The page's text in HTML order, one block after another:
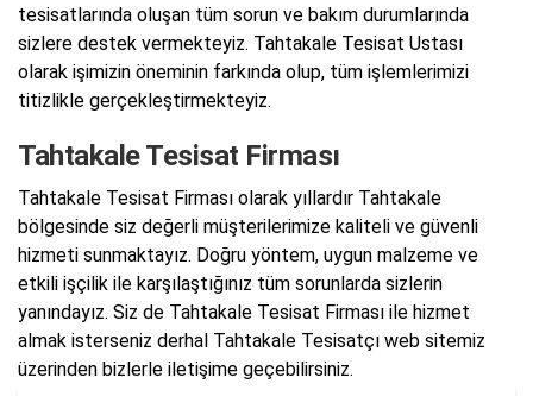
tesisatlarında oluşan tüm sorun ve bakım durumlarında
sizlere destek vermekteyiz. Tahtakale Tesisat Ustası
olarak işimizin öneminin farkında olup, tüm işlemlerimizi
titizlikle gerçekleştirmekteyiz.
Tahtakale Tesisat Firması
Tahtakale Tesisat Firması olarak yıllardır Tahtakale
bölgesinde siz değerli müşterilerimize kaliteli ve güvenli
hizmeti sunmaktayız. Doğru yöntem, uygun malzeme ve
etkili işçilik ile karşılaştığınız tüm sorunlarda sizlerin
yanındayız. Siz de Tahtakale Tesisat Firması ile hizmet
almak isterseniz derhal Tahtakale Tesisatçı web sitemiz
üzerinden bizlerle iletişime geçebilirsiniz.